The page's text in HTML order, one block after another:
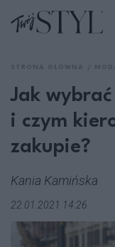
Jak wybrać
i czym
zakupie?
Kania Kamińska
22.01.2021 14:26